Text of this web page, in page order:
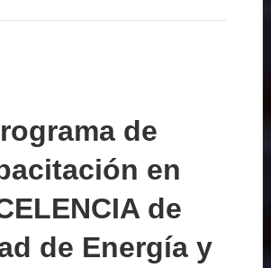
de
en
de
de Energía y